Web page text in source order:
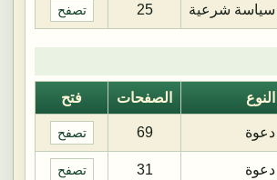
سياسة شرعية 25 تصفح
النوع الصفحات فتح
دعوة 69 تصفح
دعوة 31 تصفح